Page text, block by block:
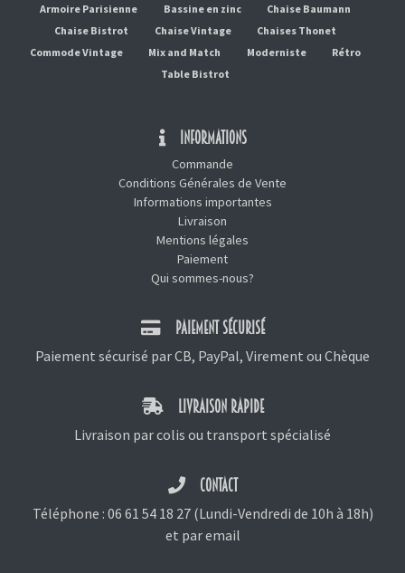
Armoire Parisienne Bassine en zinc
Chaise Baumann
Chaise Bistrot
Chaise Vintage
Chaises Thonet
Commode Vintage
Mix and Match Moderniste
Rétro
Table Bistrot
INFORMATIONS
Commande
Conditions Générales de Vente
Informations importantes
Livraison
Mentions légales
Paiement
Qui sommes-nous?
PAIEMENT SÉCURISÉ
Paiement sécurisé par CB, PayPal, Virement ou Chèque
LIVRAISON RAPIDE
Livraison par colis ou transport spécialisé
CONTACT
Téléphone : 06 61 54 18 27(Lundi-Vendredi de 10h à 18h)
et par email